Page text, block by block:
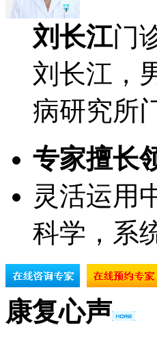
刘长江门
刘长江，
病研究所
专家擅长
灵活运用
科学，系
康复心声